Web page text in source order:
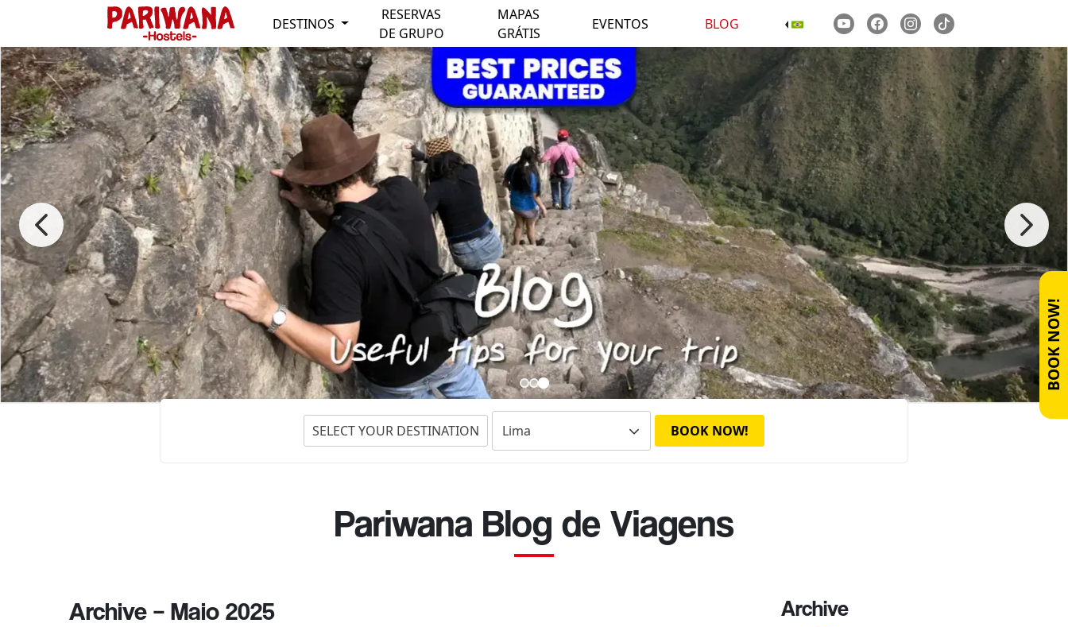
BOOK NOW!
DESTINOS
RESERVAS
DE GRUPO
MAPAS
GRÁTIS
EVENTOS BLOG
SELECT YOUR DESTINATION BOOK NOW!
Pariwana Blog de Viagens
Archive – Maio 2025 Archive